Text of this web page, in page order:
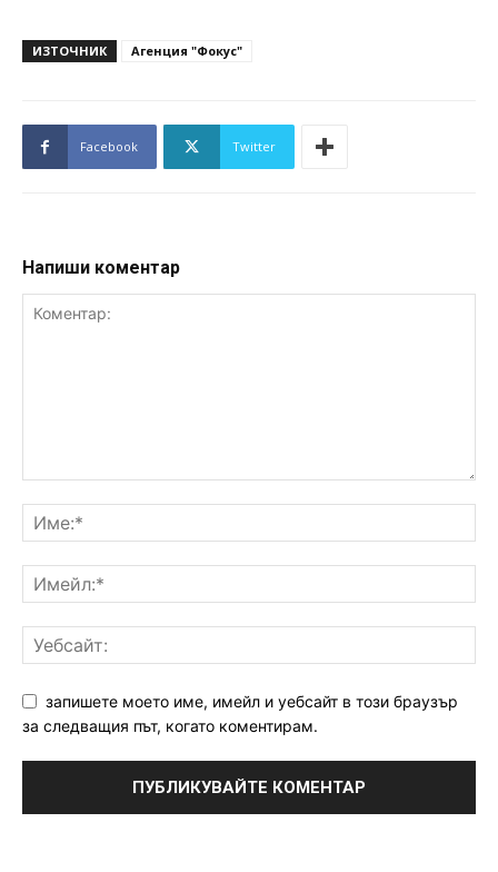
ИЗТОЧНИК Агенция "Фокус"
Facebook Twitter
Напиши коментар
запишете моето име, имейл и уебсайт в този браузър
за следващия път, когато коментирам.